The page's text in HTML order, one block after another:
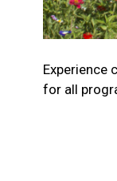
Experience
for all